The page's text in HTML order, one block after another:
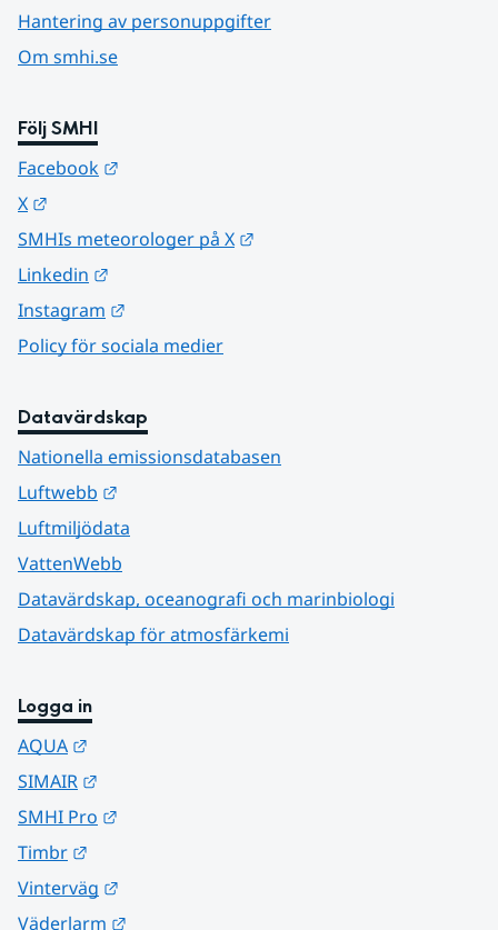
Hantering av personuppgifter
Om smhi.se
Följ SMHI
Facebook
X
SMHIs meteorologer på X
Linkedin
Instagram
Policy för sociala medier
Datavärdskap
Nationella emissionsdatabasen
Luftwebb
Luftmiljödata
VattenWebb
Datavärdskap, oceanografi och marinbiologi
Datavärdskap för atmosfärkemi
Logga in
AQUA
SIMAIR
SMHI Pro
Timbr
Vinterväg
Väderlarm